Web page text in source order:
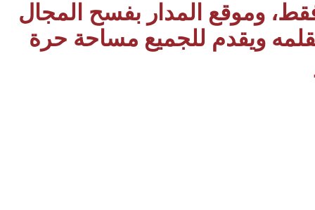
وموقع المدار بفسح المجال
ويقدم للجميع مساحة حرة